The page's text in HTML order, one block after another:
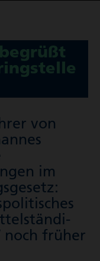
von
im
noch früher